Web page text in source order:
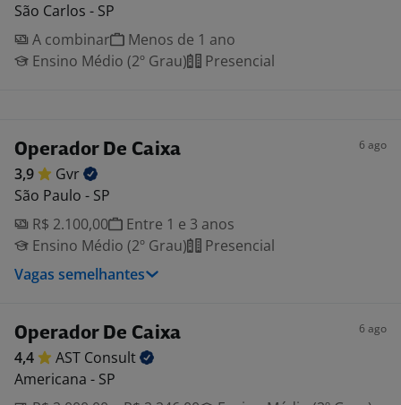
São Carlos - SP
A combinar
Menos de 1 ano
Ensino Médio (2º Grau)
Presencial
Operador De Caixa 6 ago
3,9
Gvr
São Paulo - SP
R$ 2.100,00
Entre 1 e 3 anos
Ensino Médio (2º Grau)
Presencial
Vagas semelhantes
Operador De Caixa 6 ago
4,4 AST Consult
Americana - SP